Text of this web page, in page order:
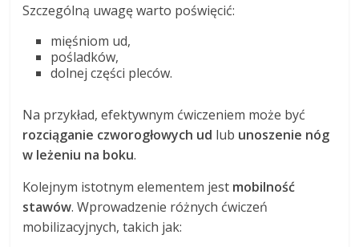
Szczególną uwagę warto poświęcić:
mięśniom ud,
pośladków,
dolnej części pleców.
Na przykład, efektywnym ćwiczeniem może być
rozciąganie czworogłowych ud lub unoszenie nóg
w leżeniu na boku.
Kolejnym istotnym elementem jest mobilność
stawów. Wprowadzenie różnych ćwiczeń
mobilizacyjnych, takich jak: